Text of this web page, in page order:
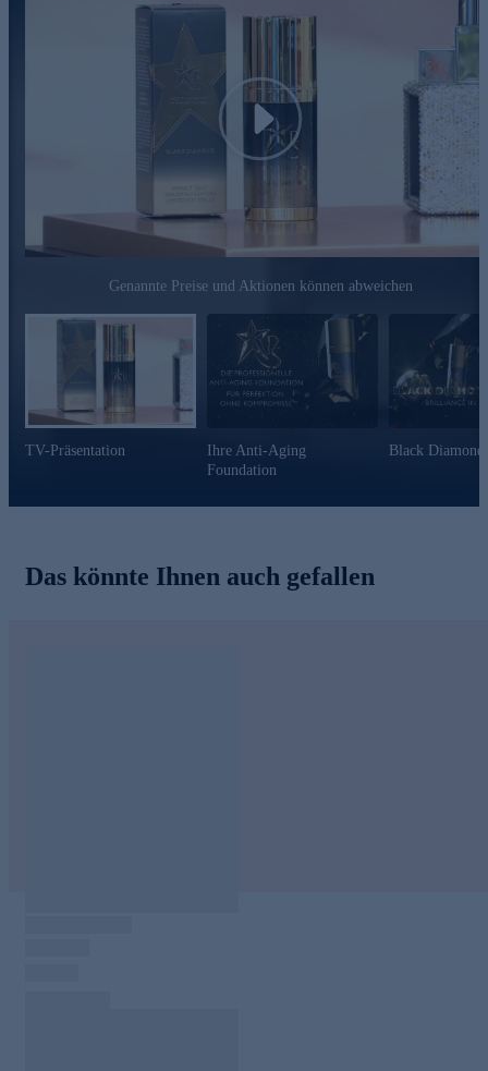
Hocheffektiver Feuchtigkeitsschutz
Verbessert sichtbar das Mikrorelief der Haut
Sichtbare Verbesserung des Hautbildes und der
Hautstruktur
Golden Arnika
Gewonnen aus der mexikanischen Arnika
Hat besonders beruhigende und ausbalancierende
Verbessert die Hautfeuchtigkeit und verringert die
Durchlässigkeit der Haut
Kann Makel wie Rötungen und Pigmentflecken sichtbar
mildern
Haut
Für einen perfekten Teint und glatte Haut mit Leuchtkraft
- jetzt bequem online bestellen.
Play
Genannte Preise und Aktionen können abweichen
TV-Präsentation
Ihre Anti-Aging
Foundation
Black
Das könnte Ihnen auch gefallen